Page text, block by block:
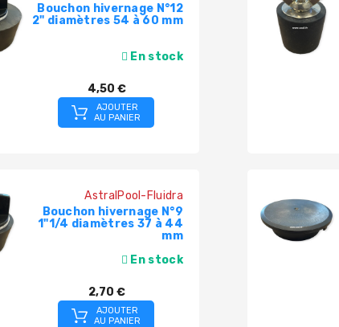
Bouchon hivernage N°12
2" diamètres 54 à 60 mm
En stock
4,50 €
AJOUTER
AU PANIER
AstralPool-Fluidra
Bouchon hivernage N°9
1"1/4 diamètres 37 à 44
mm
En stock
2,70 €
AJOUTER
AU PANIER